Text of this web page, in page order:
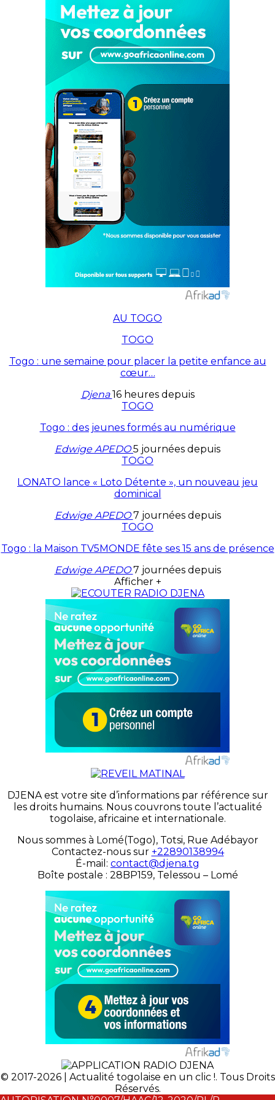
AU TOGO
TOGO
Togo : une semaine pour placer la petite enfance au
cœur…
Djena16 heures depuis
TOGO
Togo : des jeunes formés au numérique
Edwige APEDO5 journées depuis
TOGO
LONATO lance « Loto Détente », un nouveau jeu
dominical
Edwige APEDO7 journées depuis
TOGO
Togo : la Maison TV5MONDE fête ses 15 ans de présence
Edwige APEDO7 journées depuis
Afficher +
DJENA est votre site d’informations par référence sur
les droits humains. Nous couvrons toute l’actualité
togolaise, africaine et internationale.
Nous sommes à Lomé(Togo), Totsi, Rue Adébayor
Contactez-nous sur +22890138994
É-mail: contact@djena.tg
Boîte postale : 28BP159, Telessou – Lomé
© 2017-2026 | Actualité togolaise en un clic !. Tous Droits
Réservés.